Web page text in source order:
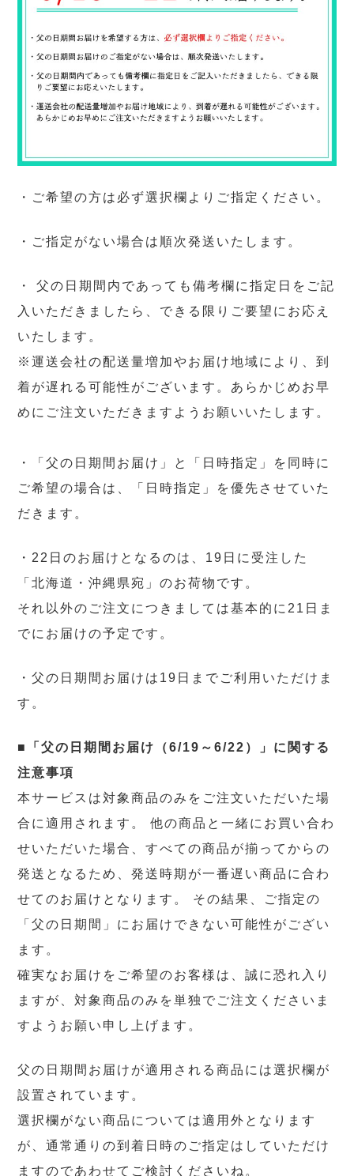
・ご希望の方は必ず選択欄よりご指定ください。
・ご指定がない場合は順次発送いたします。
・ 父の日期間内であっても備考欄に指定日をご記
入いただきましたら、できる限りご要望にお応え
いたします。
※運送会社の配送量増加やお届け地域により、到
着が遅れる可能性がございます。あらかじめお早
めにご注文いただきますようお願いいたします。
・「父の日期間お届け」と「日時指定」を同時に
ご希望の場合は、「日時指定」を優先させていた
だきます。
・22日のお届けとなるのは、19日に受注した
「北海道・沖縄県宛」のお荷物です。
それ以外のご注文につきましては基本的に21日ま
でにお届けの予定です。
・父の日期間お届けは19日までご利用いただけま
す。
■
「父の日期間お届け（6/19～6/22）」に関する
注意事項
本サービスは対象商品のみをご注文いただいた場
合に適用されます。 他の商品と一緒にお買い合わ
せいただいた場合、すべての商品が揃ってからの
発送となるため、発送時期が一番遅い商品に合わ
せてのお届けとなります。 その結果、ご指定の
「父の日期間」にお届けできない可能性がござい
ます。
確実なお届けをご希望のお客様は、誠に恐れ入り
ますが、対象商品のみを単独でご注文くださいま
すようお願い申し上げます。
父の日期間お届けが適用される商品には選択欄が
設置されています。
選択欄がない商品については適用外となります
が、通常通りの到着日時のご指定はしていただけ
ますのであわせてご検討くださいね。